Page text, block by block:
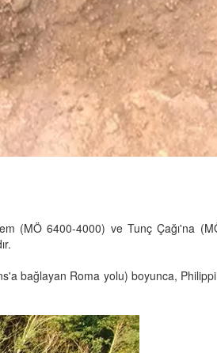
(MÖ 6400-4000) ve Tunç Çağı'na
bağlayan Roma yolu) boyunca,